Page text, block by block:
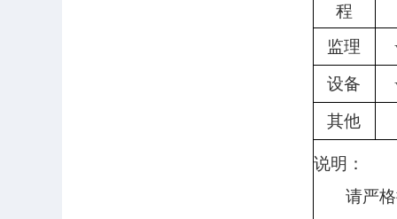
程
监理
设备
其他
说明：
请严